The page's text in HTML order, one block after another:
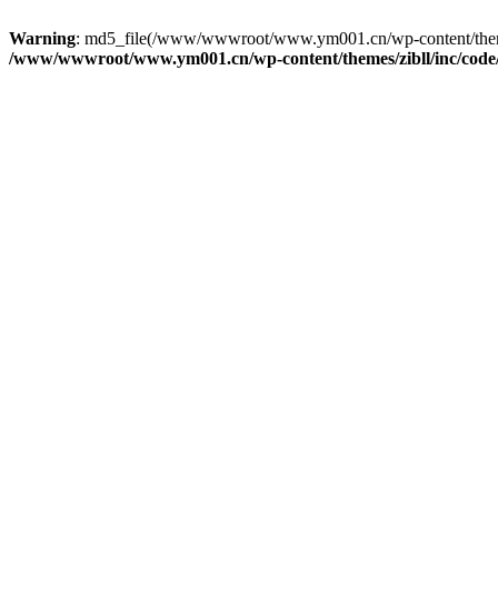
Warning: md5_file(/www/wwwroot/www.ym001.cn/wp-content/
/www/wwwroot/www.ym001.cn/wp-content/themes/zibll/inc/